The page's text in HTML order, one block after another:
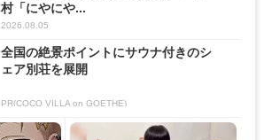
村「にやにや...
2026.08.05
全国の絶景ポイントにサウナ付きのシ
ェア別荘を展開
PR(COCO VILLA on GOETHE)